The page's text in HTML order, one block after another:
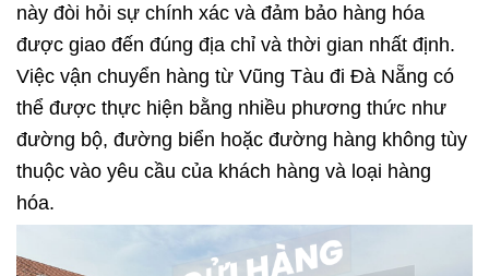
này đòi hỏi sự chính xác và đảm bảo hàng hóa
được giao đến đúng địa chỉ và thời gian nhất định.
Việc vận chuyển hàng từ Vũng Tàu đi Đà Nẵng có
thể được thực hiện bằng nhiều phương thức như
đường bộ, đường biển hoặc đường hàng không tùy
thuộc vào yêu cầu của khách hàng và loại hàng
hóa.